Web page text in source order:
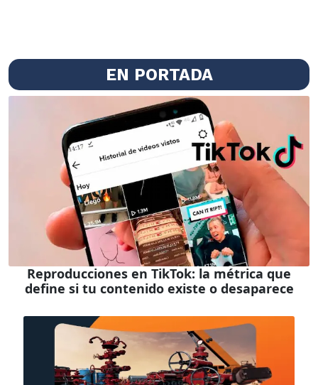
EN PORTADA
Reproducciones en TikTok: la métrica que
define si tu contenido existe o desaparece